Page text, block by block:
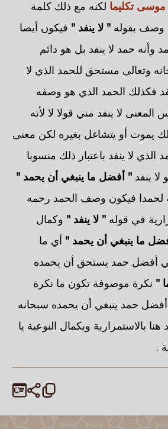
موسى تكليما لكنه مع ذلك كلمة
وصف بقوله " لا ينفد " فيكون أيضا
وأنه حمد لا ينفد بل هو دائم
وتعالى مستحق للحمد الذي لا
فكذلك الحمد الذي هو وصفه
المعنى لا ينفد مني قولا لا لأنه
يموت أو يتشاغل بغيره لكن معنى
لا ينفد باعتبار ذلك منسوبا
ينفد " أفضل ما ينبغي أن يحمد "
لحمدا فيكون وصف الحمد رحمه
في قوله " لا ينفد " وكمال
ما ينبغي أن يحمد " أي ما
أفضل حمد يستحق أن يحمده
" نكرة موصوفة تكون ما نكرة
حمد ينبغي أن يحمده سبحانه
بالاستمرارية وبكمال النوعية يا
.